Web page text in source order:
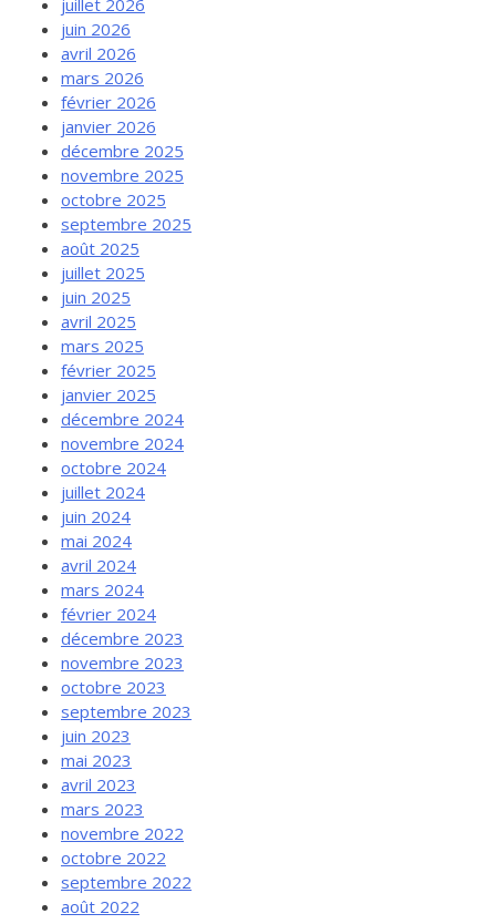
juillet 2026
juin 2026
avril 2026
mars 2026
février 2026
janvier 2026
décembre 2025
novembre 2025
octobre 2025
septembre 2025
août 2025
juillet 2025
juin 2025
avril 2025
mars 2025
février 2025
janvier 2025
décembre 2024
novembre 2024
octobre 2024
juillet 2024
juin 2024
mai 2024
avril 2024
mars 2024
février 2024
décembre 2023
novembre 2023
octobre 2023
septembre 2023
juin 2023
mai 2023
avril 2023
mars 2023
novembre 2022
octobre 2022
septembre 2022
août 2022